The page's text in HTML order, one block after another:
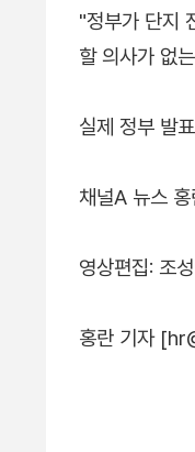
"정부가 단지
할 의사가 없
실제 정부 발
채널A 뉴스
영상편집: 조
홍란 기자